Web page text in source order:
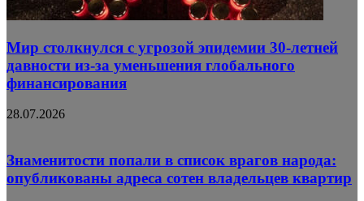
Мир столкнулся с угрозой эпидемии 30-летней
давности из-за уменьшения глобального
финансирования
28.07.2026
Знаменитости попали в список врагов народа:
опубликованы адреса сотен владельцев квартир